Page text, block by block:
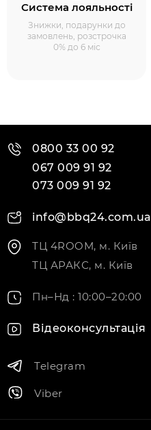
Система лояльності
Знижки, подарунки до
замовлень, розстрочка
0% до 6 міс
0800 33 00 92
067 009 91 92
073 009 91 92
info@bbq24.com.ua
ТЦ 4ROOM, м. Київ
ТЦ АРАКС, м. Київ
Пн–Нд : 10:00–20:00
Відеоконсультація
Telegram
Viber